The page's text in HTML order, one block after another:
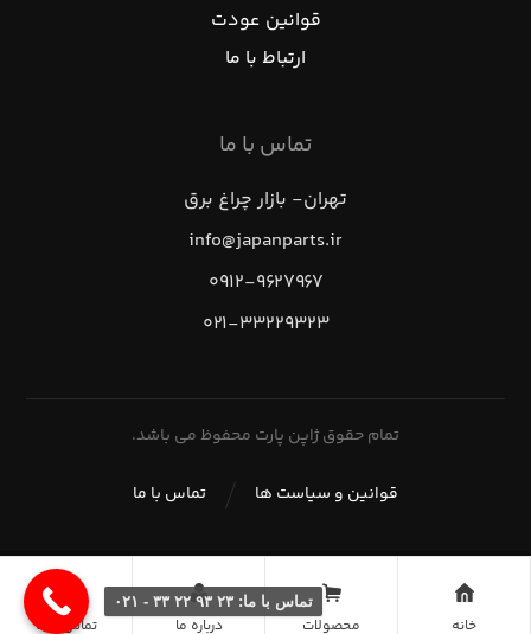
قوانین عودت
ارتباط با ما
تماس با ما
تهران- بازار چراغ برق
info@japanparts.ir
۰۹۱۲-۹۶۲۷۹۶۷
۰۲۱-۳۳۲۲۹۳۲۳
تمام حقوق ژاپن پارت محفوظ می باشد.
تماس با ما قوانین و سیاست ها
خانه محصولات درباره ما تماس با ما
تماس با ما: ۲۳ ۹۳ ۲۲ ۳۳ - ۰۲۱